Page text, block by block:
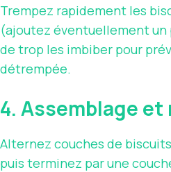
Trempez rapidement les
(ajoutez éventuellement un
de trop les imbiber pour
détrempée.
4. Assemblage
Alternez couches de
puis terminez par une